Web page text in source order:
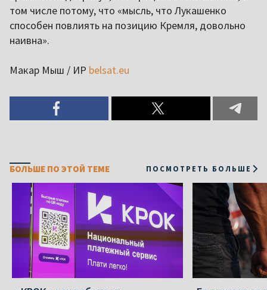
том числе потому, что «мысль, что Лукашенко
способен повлиять на позицию Кремля, довольно
наивна».
Макар Мыш / ИР belsat.eu
БОЛЬШЕ ПО ЭТОЙ ТЕМЕ ПОСМОТРЕТЬ БОЛЬШЕ